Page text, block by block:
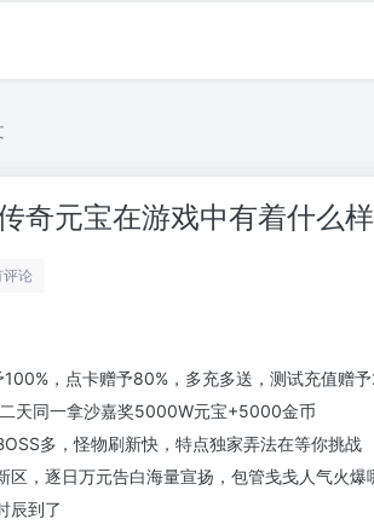
奇元宝在游戏中有着什么
评论
，点卡赠予80%，多充多送，测试充值赠
天同一拿沙嘉奖5000W元宝+5000金币
多，怪物刷新快，特点独家弄法在等你挑战
区，逐日万元告白海量宣扬，包管戋戋人气火
辰到了